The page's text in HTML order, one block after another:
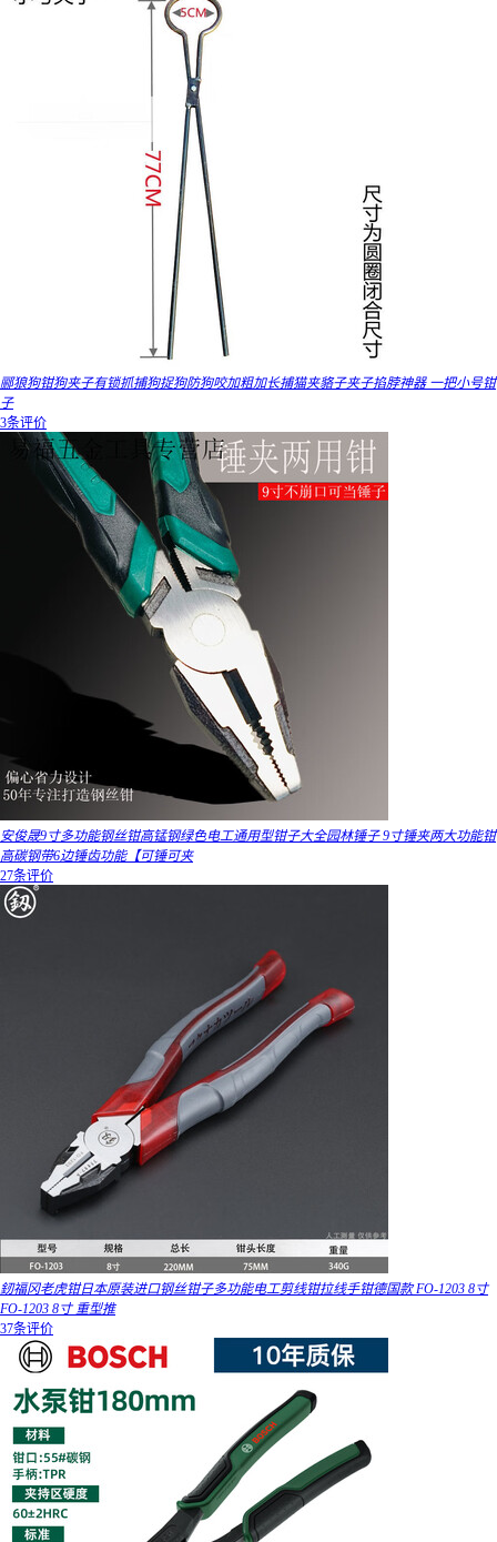
郦狼狗钳狗夹子有锁抓捕狗捉狗防狗咬加粗加长捕猫夹貉子夹子掐脖神器 一把小号钳
子
3条评价
安俊晟9寸多功能钢丝钳高锰钢绿色电工通用型钳子大全园林锤子 9寸锤夹两大功能钳
高碳钢带6边锤齿功能【可锤可夹
27条评价
釰福冈老虎钳日本原装进口钢丝钳子多功能电工剪线钳拉线手钳德国款 FO-1203 8寸
FO-1203 8寸 重型推
37条评价